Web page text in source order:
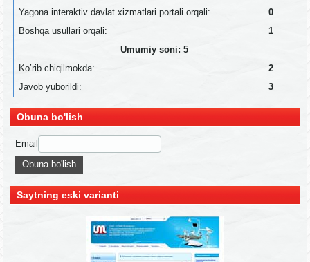
Yagona interaktiv davlat xizmatlari portali orqali:
0
Boshqa usullari orqali:
1
Umumiy soni: 5
Ko’rib chiqilmokda:
2
Javob yuborildi:
3
Obuna bo'lish
Email
Saytning eski varianti